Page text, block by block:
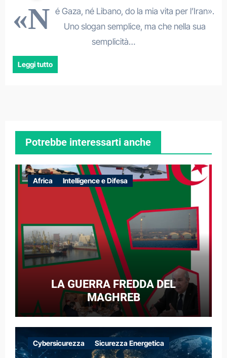
«N é Gaza, né Libano, do la mia vita per l’Iran».
Uno slogan semplice, ma che nella sua
semplicità…
Leggi tutto
Potrebbe interessarti anche
Africa Intelligence e Difesa
LA GUERRA FREDDA DEL
MAGHREB
Cybersicurezza Sicurezza Energetica